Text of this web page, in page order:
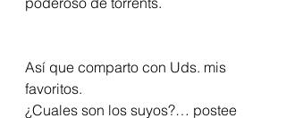
Así que comparto con Uds. mis
favoritos.
¿Cuales son los suyos?… postee